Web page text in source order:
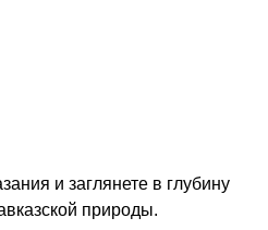
и заглянете в глубину
природы.